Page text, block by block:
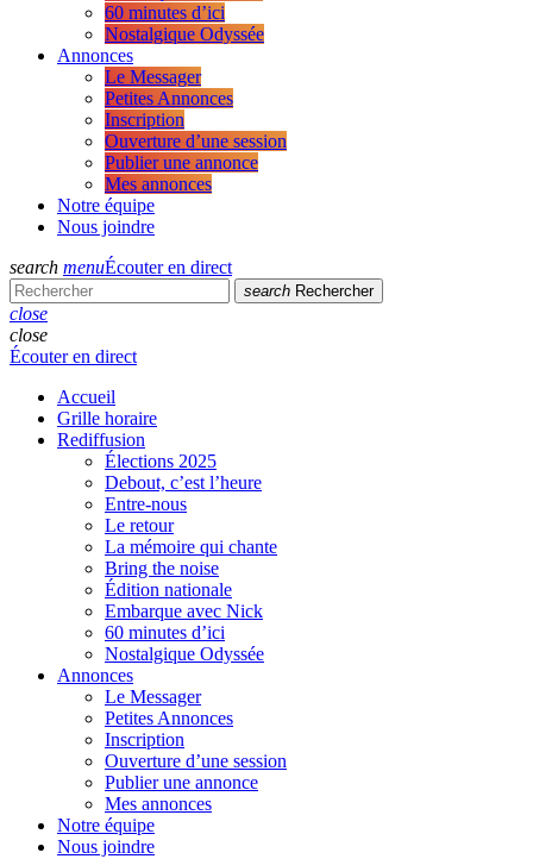
60 minutes d’ici
Nostalgique Odyssée
Annonces
Le Messager
Petites Annonces
Inscription
Ouverture d’une session
Publier une annonce
Mes annonces
Notre équipe
Nous joindre
search menuÉcouter en direct
search Rechercher
close
close
Écouter en direct
Accueil
Grille horaire
Rediffusion
Élections 2025
Debout, c’est l’heure
Entre-nous
Le retour
La mémoire qui chante
Bring the noise
Édition nationale
Embarque avec Nick
60 minutes d’ici
Nostalgique Odyssée
Annonces
Le Messager
Petites Annonces
Inscription
Ouverture d’une session
Publier une annonce
Mes annonces
Notre équipe
Nous joindre